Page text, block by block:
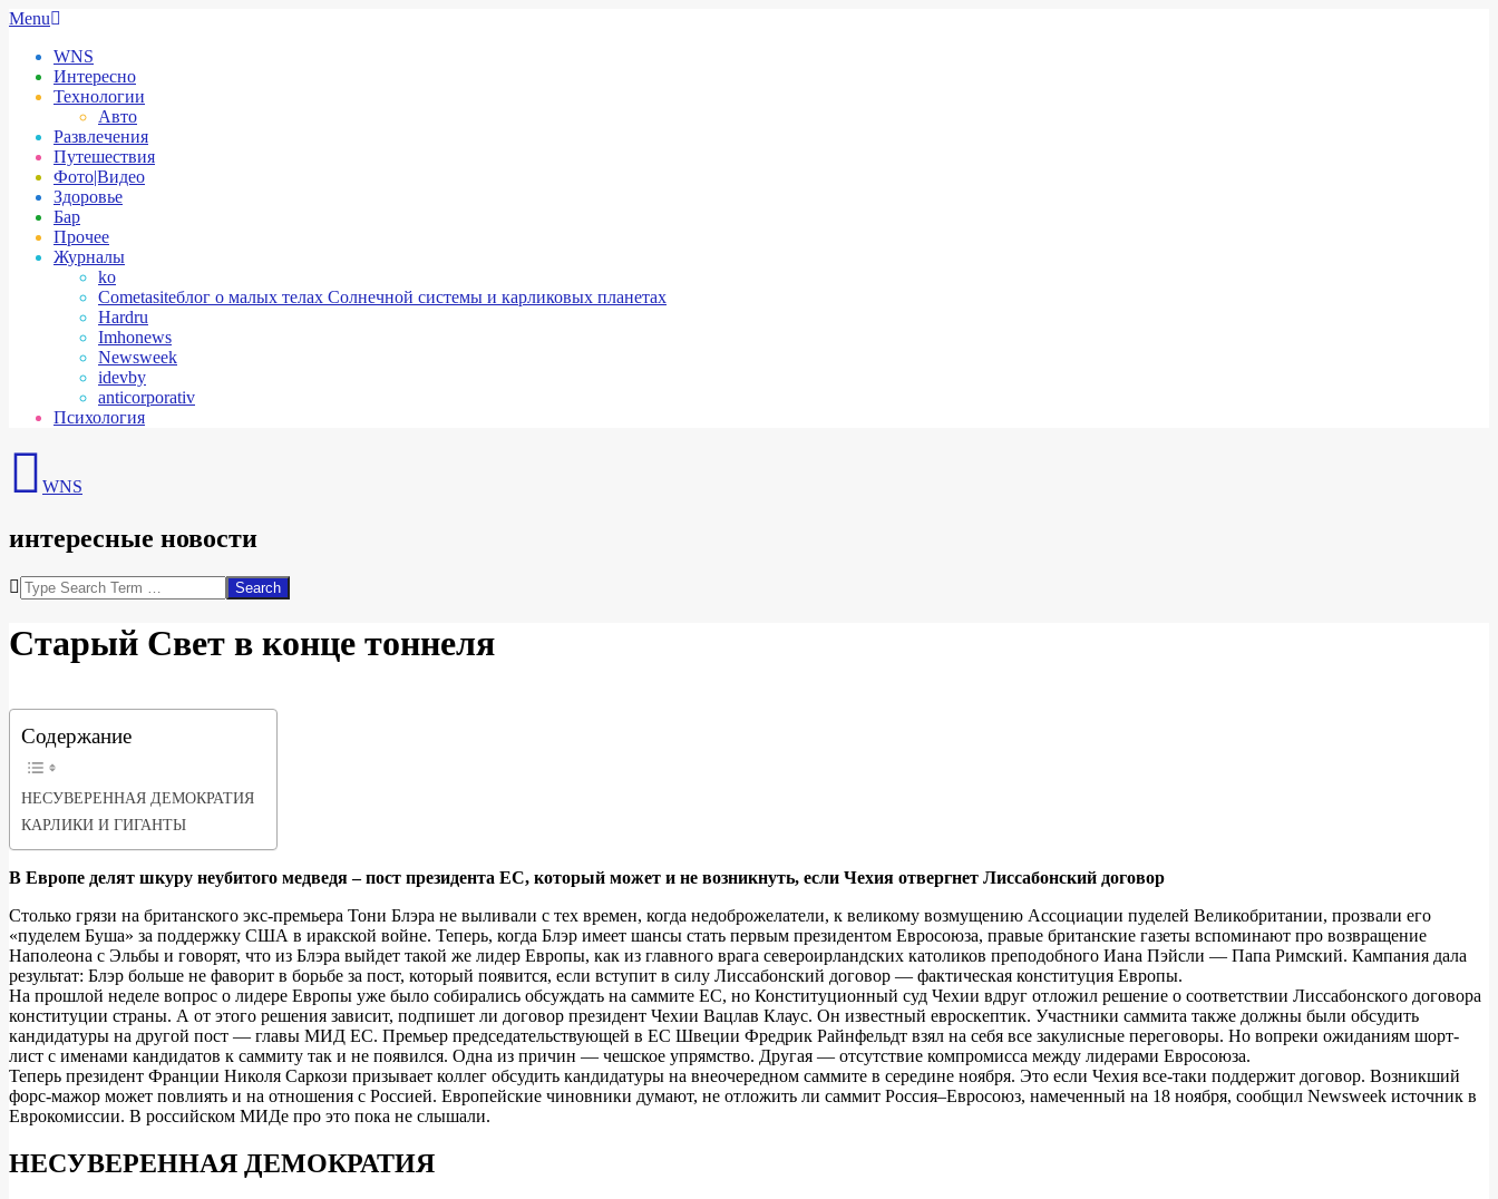
Skip
content
Secondary
Menu
Menu
WNS
Интересно
Технологии
Авто
Развлечения
Путешествия
Фото|Видео
Здоровье
Бар
Прочее
Журналы
ko
Cometasiteблог о малых телах Солнечной системы и карликовых планетах
Hardru
Imhonews
Newsweek
idevby
anticorporativ
Психология
WNS
интересные новости
Search
Старый Свет в конце тоннеля
Содержание
НЕСУВЕРЕННАЯ ДЕМОКРАТИЯ
КАРЛИКИ И ГИГАНТЫ
В Европе делят шкуру неубитого медведя – пост президента ЕС, который может и не возникнуть, если Чехия отвергнет Лиссабонский договор
Столько грязи на британского экс-премьера Тони Блэра не выливали с тех времен, когда недоброжелатели, к великому возмущению Ассоциации пуделей Великобритании, прозвали его
«пуделем Буша» за поддержку США в иракской войне. Теперь, когда Блэр имеет шансы стать первым президентом Евросоюза, правые британские газеты вспоминают про возвращение
Наполеона с Эльбы и говорят, что из Блэра выйдет такой же лидер Европы, как из главного врага североирландских католиков преподобного Иана Пэйсли — Папа Римский. Кампания дала
результат: Блэр больше не фаворит в борьбе за пост, который появится, если вступит в силу Лиссабонский договор — фактическая конституция Европы.
На прошлой неделе вопрос о лидере Европы уже было собирались обсуждать на саммите ЕС, но Конституционный суд Чехии вдруг отложил решение о соответствии Лиссабонского договора
конституции страны. А от этого решения зависит, подпишет ли договор президент Чехии Вацлав Клаус. Он известный евроскептик. Участники саммита также должны были обсудить
кандидатуры на другой пост — главы МИД ЕС. Премьер председательствующей в ЕС Швеции Фредрик Райнфельдт взял на себя все закулисные переговоры. Но вопреки ожиданиям шорт-
лист с именами кандидатов к саммиту так и не появился. Одна из причин — чешское упрямство. Другая — отсутствие компромисса между лидерами Евросоюза.
Теперь президент Франции Николя Саркози призывает коллег обсудить кандидатуры на внеочередном саммите в середине ноября. Это если Чехия все-таки поддержит договор. Возникший
форс-мажор может повлиять и на отношения с Россией. Европейские чиновники думают, не отложить ли саммит Россия–Евросоюз, намеченный на 18 ноября, сообщил Newsweek источник в
Еврокомиссии. В российском МИДе про это пока не слышали.
НЕСУВЕРЕННАЯ ДЕМОКРАТИЯ